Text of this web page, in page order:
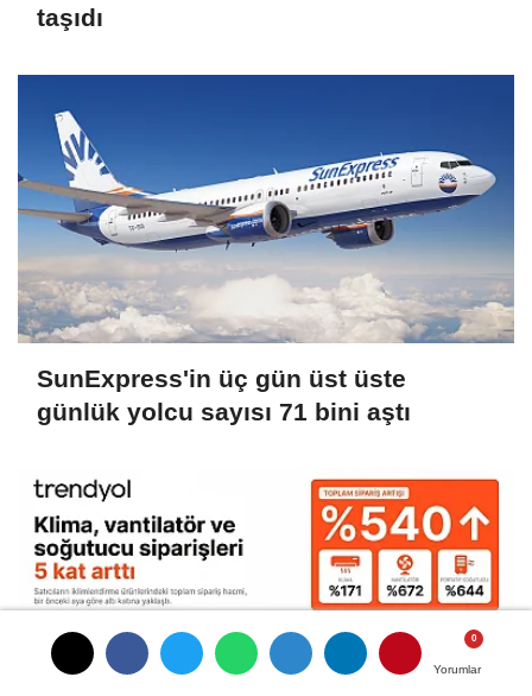
Yorumlar
Yorumlar
taşıdı
SunExpress'in üç gün üst üste
günlük yolcu sayısı 71 bini aştı